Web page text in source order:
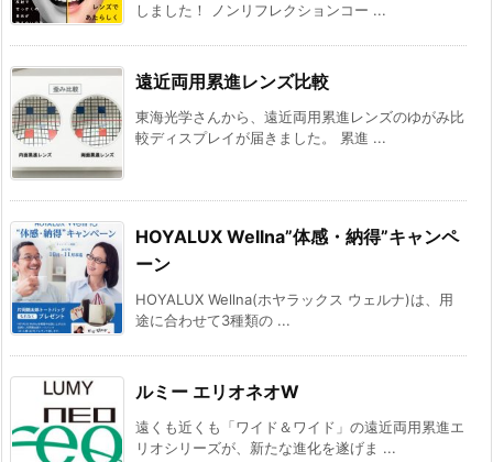
しました！ ノンリフレクションコー ...
遠近両用累進レンズ比較
東海光学さんから、遠近両用累進レンズのゆがみ比
較ディスプレイが届きました。 累進 ...
HOYALUX Wellna”体感・納得”キャンペ
ーン
HOYALUX Wellna(ホヤラックス ウェルナ)は、用
途に合わせて3種類の ...
ルミー エリオネオW
遠くも近くも「ワイド＆ワイド」の遠近両用累進エ
リオシリーズが、新たな進化を遂げま ...